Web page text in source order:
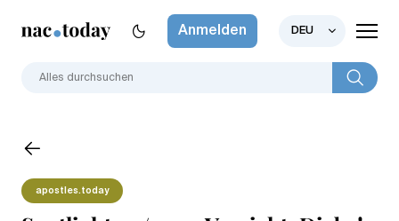
Anmelden DEU
apostles.today